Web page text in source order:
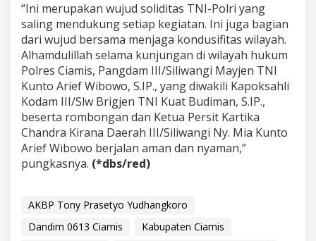
“Ini merupakan wujud soliditas TNI-Polri yang
saling mendukung setiap kegiatan. Ini juga bagian
dari wujud bersama menjaga kondusifitas wilayah.
Alhamdulillah selama kunjungan di wilayah hukum
Polres Ciamis, Pangdam III/Siliwangi Mayjen TNI
Kunto Arief Wibowo, S.IP., yang diwakili Kapoksahli
Kodam III/Slw Brigjen TNI Kuat Budiman, S.IP.,
beserta rombongan dan Ketua Persit Kartika
Chandra Kirana Daerah III/Siliwangi Ny. Mia Kunto
Arief Wibowo berjalan aman dan nyaman,”
pungkasnya. (*dbs/red)
AKBP Tony Prasetyo Yudhangkoro
Dandim 0613 Ciamis
Kabupaten Ciamis